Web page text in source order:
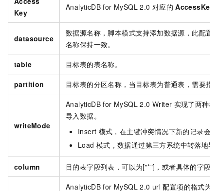
Key
AnalyticDB for MySQL 2.0 对应的 AccessKey
datasource
数据源名称，脚本模式支持添加数据源，此配置
名称保持一致。
table 目标表的表名称。
partition 目标表的分区名称，当目标表为普通表，需要指
writeMode
AnalyticDB for MySQL 2.0 Writer 实现了两种
导入数据。
Insert 模式，在主键冲突情况下新的记录会
Load 模式，数据通过第三方系统中转落地导
column 目的表字段列表，可以为["*"]，或者具体的字段
AnalyticDB for MySQL 2.0 url 配置项的格式为